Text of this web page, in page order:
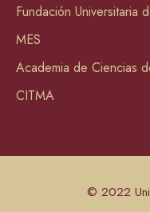
Fundación Universitaria
MES
Academia de Ciencias
CITMA
© 2022